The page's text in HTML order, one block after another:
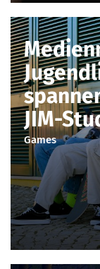
JIM-
Games